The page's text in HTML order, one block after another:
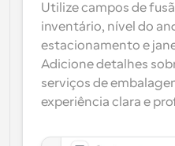
Utilize campos de
inventário, nível do
estacionamento e
Adicione detalhes
serviços de
experiência clara e